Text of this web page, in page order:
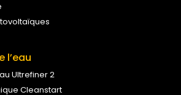
l’eau
Ultrefiner 2
Cleanstart